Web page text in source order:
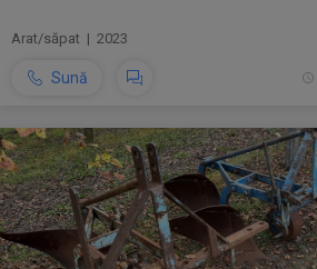
Arat/săpat | 2023
Sună